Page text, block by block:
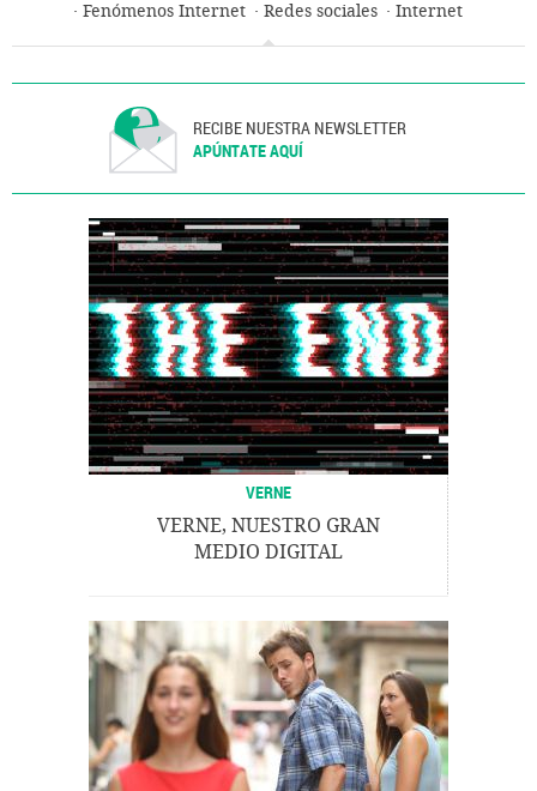
Fenómenos Internet
Redes sociales
Internet
RECIBE NUESTRA NEWSLETTER
APÚNTATE AQUÍ
VERNE
VERNE, NUESTRO GRAN
MEDIO DIGITAL